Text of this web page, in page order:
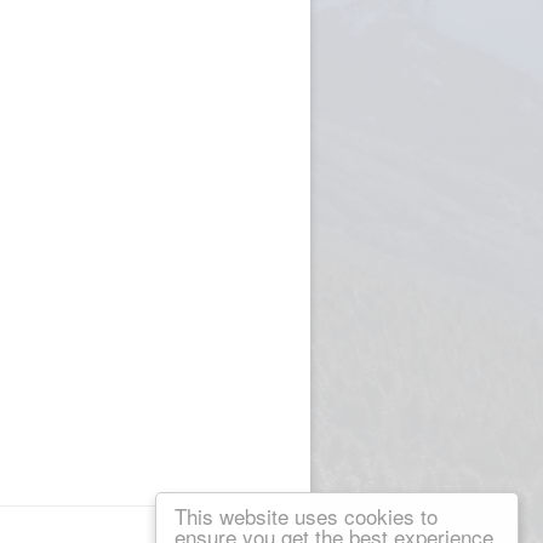
This website uses cookies to
ensure you get the best experience